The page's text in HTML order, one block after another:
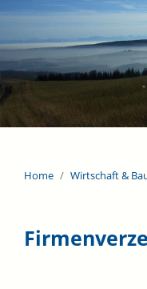
Home Wirtschaft &